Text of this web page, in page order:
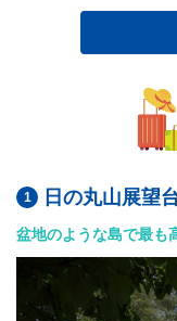
日の丸山展望
盆地のような島で最も